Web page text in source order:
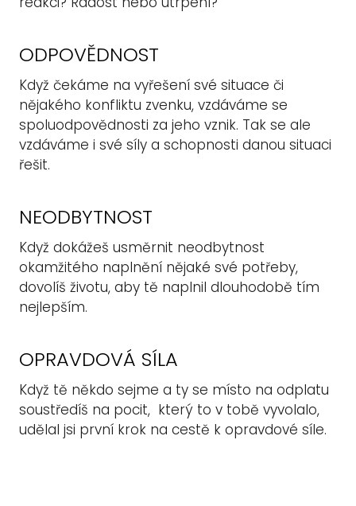
ODPOVĚDNOST
Když čekáme na vyřešení své situace či
nějakého konfliktu zvenku, vzdáváme se
spoluodpovědnosti za jeho vznik. Tak se ale
vzdáváme i své síly a schopnosti danou situaci
řešit.
NEODBYTNOST
Když dokážeš usměrnit neodbytnost
okamžitého naplnění nějaké své potřeby,
dovolíš životu, aby tě naplnil dlouhodobě tím
nejlepším.
OPRAVDOVÁ SÍLA
Když tě někdo sejme a ty se místo na odplatu
soustředíš na pocit, který to v tobě vyvolalo,
udělal jsi první krok na cestě k opravdové síle.